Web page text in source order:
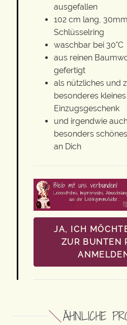
ausgefallen
102 cm lang,
Schlüsselring
waschbar bei 30°C
aus reinen
gefertigt
als nützliches und
besonderes kleines
Einzugsgeschenk
und irgendwie
besonders
an Dich
JA, ICH
ZUR BUNTEN
ÄHNLICHE